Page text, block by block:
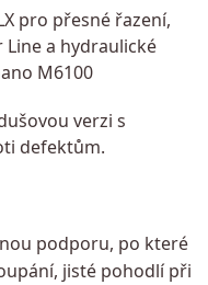
pro přesné řazení,
a hydraulické
M6100
verzi s
defektům.
podporu, po které
jisté pohodlí při